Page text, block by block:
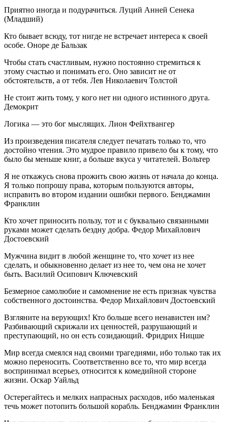
Приятно иногда и подурачиться. Луций Анней Сенека
(Младший)
Кто бывает всюду, тот нигде не встречает интереса к своей
особе. Оноре де Бальзак
Чтобы стать счастливым, нужно постоянно стремиться к
этому счастью и понимать его. Оно зависит не от
обстоятельств, а от тебя. Лев Николаевич Толстой
Не стоит жить тому, у кого нет ни одного истинного друга.
Демокрит
Логика — это бог мыслящих. Лион Фейхтвангер
Из произведения писателя следует печатать только то, что
достойно чтения. Это мудрое правило привело бы к тому, что
было бы меньше книг, а больше вкуса у читателей. Вольтер
Я не откажусь снова прожить свою жизнь от начала до конца.
Я только попрошу права, которым пользуются авторы,
исправить во втором издании ошибки первого. Бенджамин
Франклин
Кто хочет приносить пользу, тот и с буквально связанными
руками может сделать бездну добра. Федор Михайлович
Достоевский
Мужчина видит в любой женщине то, что хочет из нее
сделать, и обыкновенно делает из нее то, чем она не хочет
быть. Василий Осипович Ключевский
Безмерное самолюбие и самомнение не есть признак чувства
собственного достоинства. Федор Михайлович Достоевский
Взгляните на верующих! Кто больше всего ненавистен им?
Разбивающий скрижали их ценностей, разрушающий и
преступающий, но он есть созидающий. Фридрих Ницше
Мир всегда смеялся над своими трагедиями, ибо только так их
можно переносить. Соответственно все то, что мир всегда
воспринимал всерьез, относится к комедийной стороне
жизни. Оскар Уайльд
Остерегайтесь и мелких напрасных расходов, ибо маленькая
течь может потопить большой корабль. Бенджамин Франклин